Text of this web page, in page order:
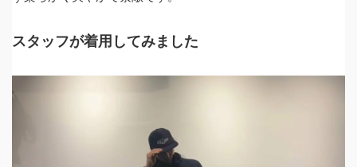
スタッフが着用してみました